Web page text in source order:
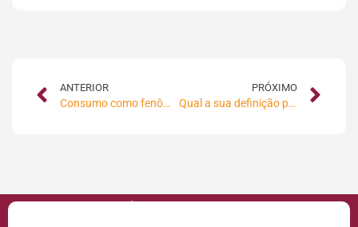
ANTERIOR
Consumo como fenômeno cultural
PRÓXIMO
Qual a sua definição para “bem sucedido”?